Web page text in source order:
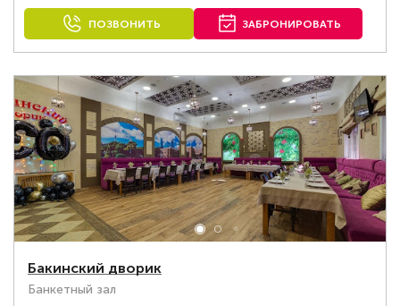
ПОЗВОНИТЬ ЗАБРОНИРОВАТЬ
Бакинский дворик
Банкетный зал